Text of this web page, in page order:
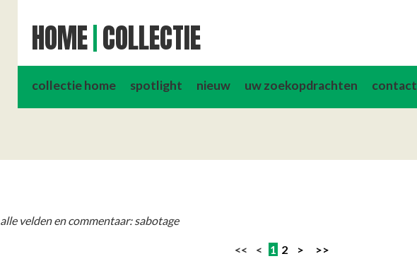
HOME COLLECTIE
collectie home spotlight nieuw uw zoekopdrachten contact
alle velden en commentaar: sabotage
<< < 1 2 > >>